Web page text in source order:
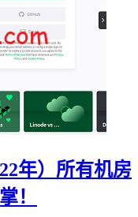
年）所有机房
！